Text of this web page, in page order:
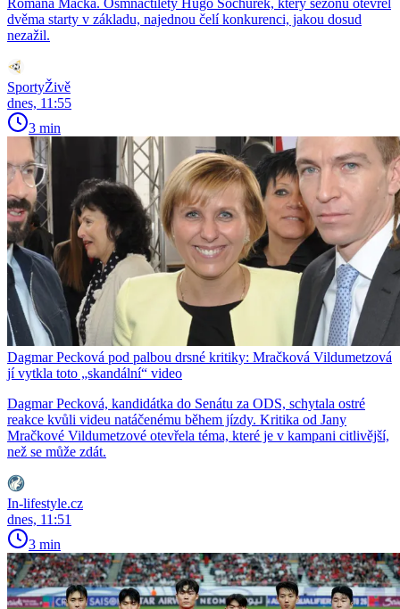
Romana Macka. Osmnáctiletý Hugo Sochůrek, který sezonu otevřel
dvěma starty v základu, najednou čelí konkurenci, jakou dosud
nezažil.
SportyŽivě
dnes, 11:55
3 min
Dagmar Pecková pod palbou drsné kritiky: Mračková Vildumetzová
jí vytkla toto „skandální“ video
Dagmar Pecková, kandidátka do Senátu za ODS, schytala ostré
reakce kvůli videu natáčenému během jízdy. Kritika od Jany
Mračkové Vildumetzové otevřela téma, které je v kampani citlivější,
než se může zdát.
In-lifestyle.cz
dnes, 11:51
3 min